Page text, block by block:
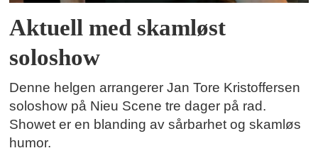
Aktuell med skamløst
soloshow
Denne helgen arrangerer Jan Tore Kristoffersen
soloshow på Nieu Scene tre dager på rad.
Showet er en blanding av sårbarhet og skamløs
humor.